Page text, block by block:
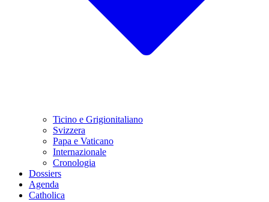
Ticino e Grigionitaliano
Svizzera
Papa e Vaticano
Internazionale
Cronologia
Dossiers
Agenda
Catholica